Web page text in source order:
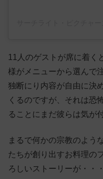
11人のゲストが席に着く
様がメニューから選んで
独断にり内容が自由に決
くるのですが、それは恐
ることにまだ彼らは気が
まるで何かの宗教のよう
たちが創り出すお料理の
ろしいストーリーが・・